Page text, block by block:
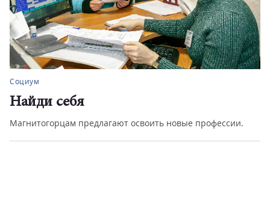
Социум
Найди себя
Магнитогорцам предлагают освоить новые профессии.